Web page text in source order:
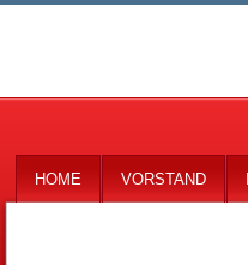
HOME VORSTAND